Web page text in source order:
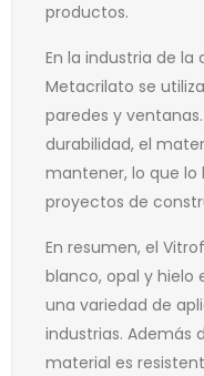
productos.
En la industria de la
Metacrilato se
paredes y
durabilidad, el
mantener, lo que lo
proyectos de
En resumen, el
blanco, opal y hielo
una variedad de
industrias. Además
material es